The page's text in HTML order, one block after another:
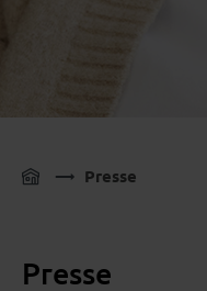
Presse
Presse